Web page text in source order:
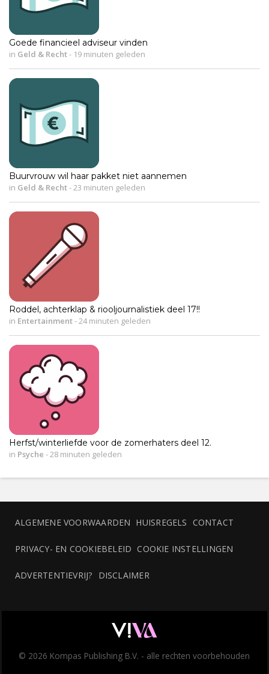
Goede financieel adviseur vinden
in Geld & Recht- 19 minuten geleden
Buurvrouw wil haar pakket niet aannemen
in Geld & Recht-23 minuten geleden
Roddel, achterklap & riooljournalistiek deel 17!!
in Entertainment-24 minuten geleden
Herfst/winterliefde voor de zomerhaters deel 12.
in Psyche -28 minuten geleden
ALGEMENE VOORWAARDEN HUISREGELS CONTACT
PRIVACY- EN COOKIEBELEID COOKIE INSTELLINGEN
ADVERTENTIEVRIJ? DISCLAIMER
© 2026 Kompas Publishing B.V. - alle rechten voorbehouden